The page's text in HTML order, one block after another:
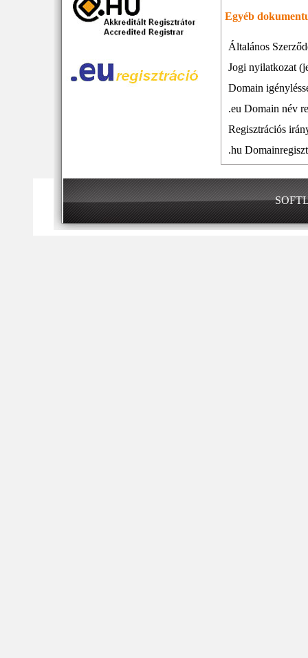
Egyéb
Általános
Jogi nyilatkozat
Domain
.eu Domain név
Regisztrációs
.hu